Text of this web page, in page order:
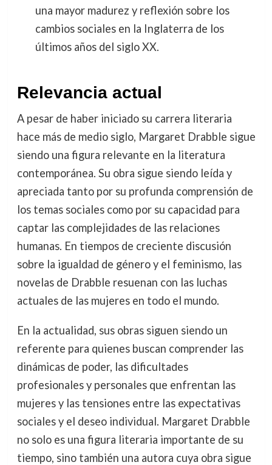
una mayor madurez y reflexión sobre los
cambios sociales en la Inglaterra de los
últimos años del siglo XX.
Relevancia actual
A pesar de haber iniciado su carrera literaria
hace más de medio siglo, Margaret Drabble sigue
siendo una figura relevante en la literatura
contemporánea. Su obra sigue siendo leída y
apreciada tanto por su profunda comprensión de
los temas sociales como por su capacidad para
captar las complejidades de las relaciones
humanas. En tiempos de creciente discusión
sobre la igualdad de género y el feminismo, las
novelas de Drabble resuenan con las luchas
actuales de las mujeres en todo el mundo.
En la actualidad, sus obras siguen siendo un
referente para quienes buscan comprender las
dinámicas de poder, las dificultades
profesionales y personales que enfrentan las
mujeres y las tensiones entre las expectativas
sociales y el deseo individual. Margaret Drabble
no solo es una figura literaria importante de su
tiempo, sino también una autora cuya obra sigue